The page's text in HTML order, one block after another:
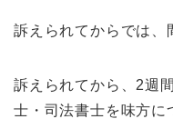
訴えられてからでは、
訴えられてから、2週
士・司法書士を味方に